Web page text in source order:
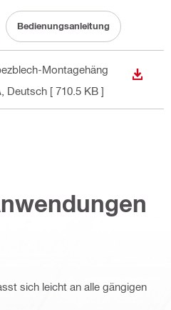
Bedienungsanleitung
Montagehäng
, Deutsch [ 710.5 KB ]
sich leicht an alle gängigen